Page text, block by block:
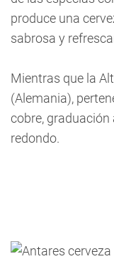
produce una
sabrosa y
Mientras que la
(Alemania),
cobre,
redondo.